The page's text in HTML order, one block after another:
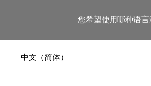
您希望使用哪种语言
中文（简体）